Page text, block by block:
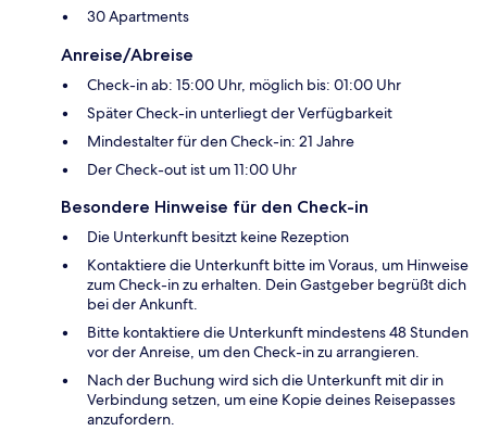
30 Apartments
Anreise/Abreise
Check-in ab: 15:00 Uhr, möglich bis: 01:00 Uhr
Später Check-in unterliegt der Verfügbarkeit
Mindestalter für den Check-in: 21 Jahre
Der Check-out ist um 11:00 Uhr
Besondere Hinweise für den Check-in
Die Unterkunft besitzt keine Rezeption
Kontaktiere die Unterkunft bitte im Voraus, um Hinweise
zum Check-in zu erhalten. Dein Gastgeber begrüßt dich
bei der Ankunft.
Bitte kontaktiere die Unterkunft mindestens 48 Stunden
vor der Anreise, um den Check-in zu arrangieren.
Nach der Buchung wird sich die Unterkunft mit dir in
Verbindung setzen, um eine Kopie deines Reisepasses
anzufordern.